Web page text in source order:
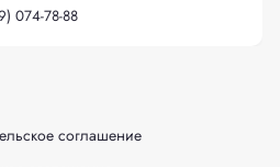
074-78-88
соглашение